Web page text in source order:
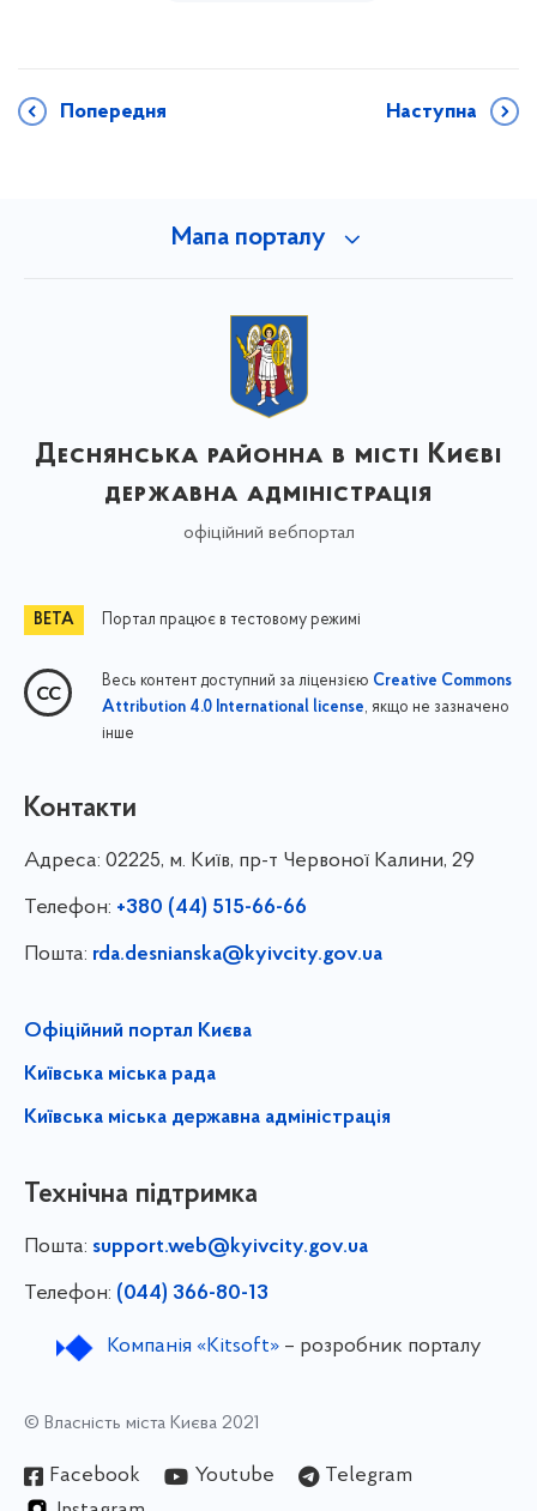
Попередня Наступна
Мапа порталу
Деснянська районна в місті Києві
державна адміністрація
офіційний вебпортал
Портал працює в тестовому режимі
Весь контент доступний за ліцензією Creative Commons
Attribution 4.0 International license, якщо не зазначено
інше
Контакти
Адреса: 02225, м. Київ, пр-т Червоної Калини, 29
Телефон: +380 (44) 515-66-66
Пошта: rda.desnianska@kyivcity.gov.ua
Офіційний портал Києва
Київська міська рада
Київська міська державна адміністрація
Технічна підтримка
Пошта: support.web@kyivcity.gov.ua
Телефон: (044) 366-80-13
Компанія «Kitsoft»– розробник порталу
© Власність міста Києва 2021
Facebook Youtube
Telegram